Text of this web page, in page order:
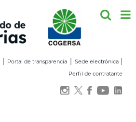
| Portal de transparencia | Sede electrónica |
Perfil de contratante